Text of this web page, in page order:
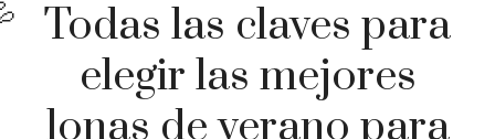
Todas las claves para
elegir las mejores
lonas de verano para